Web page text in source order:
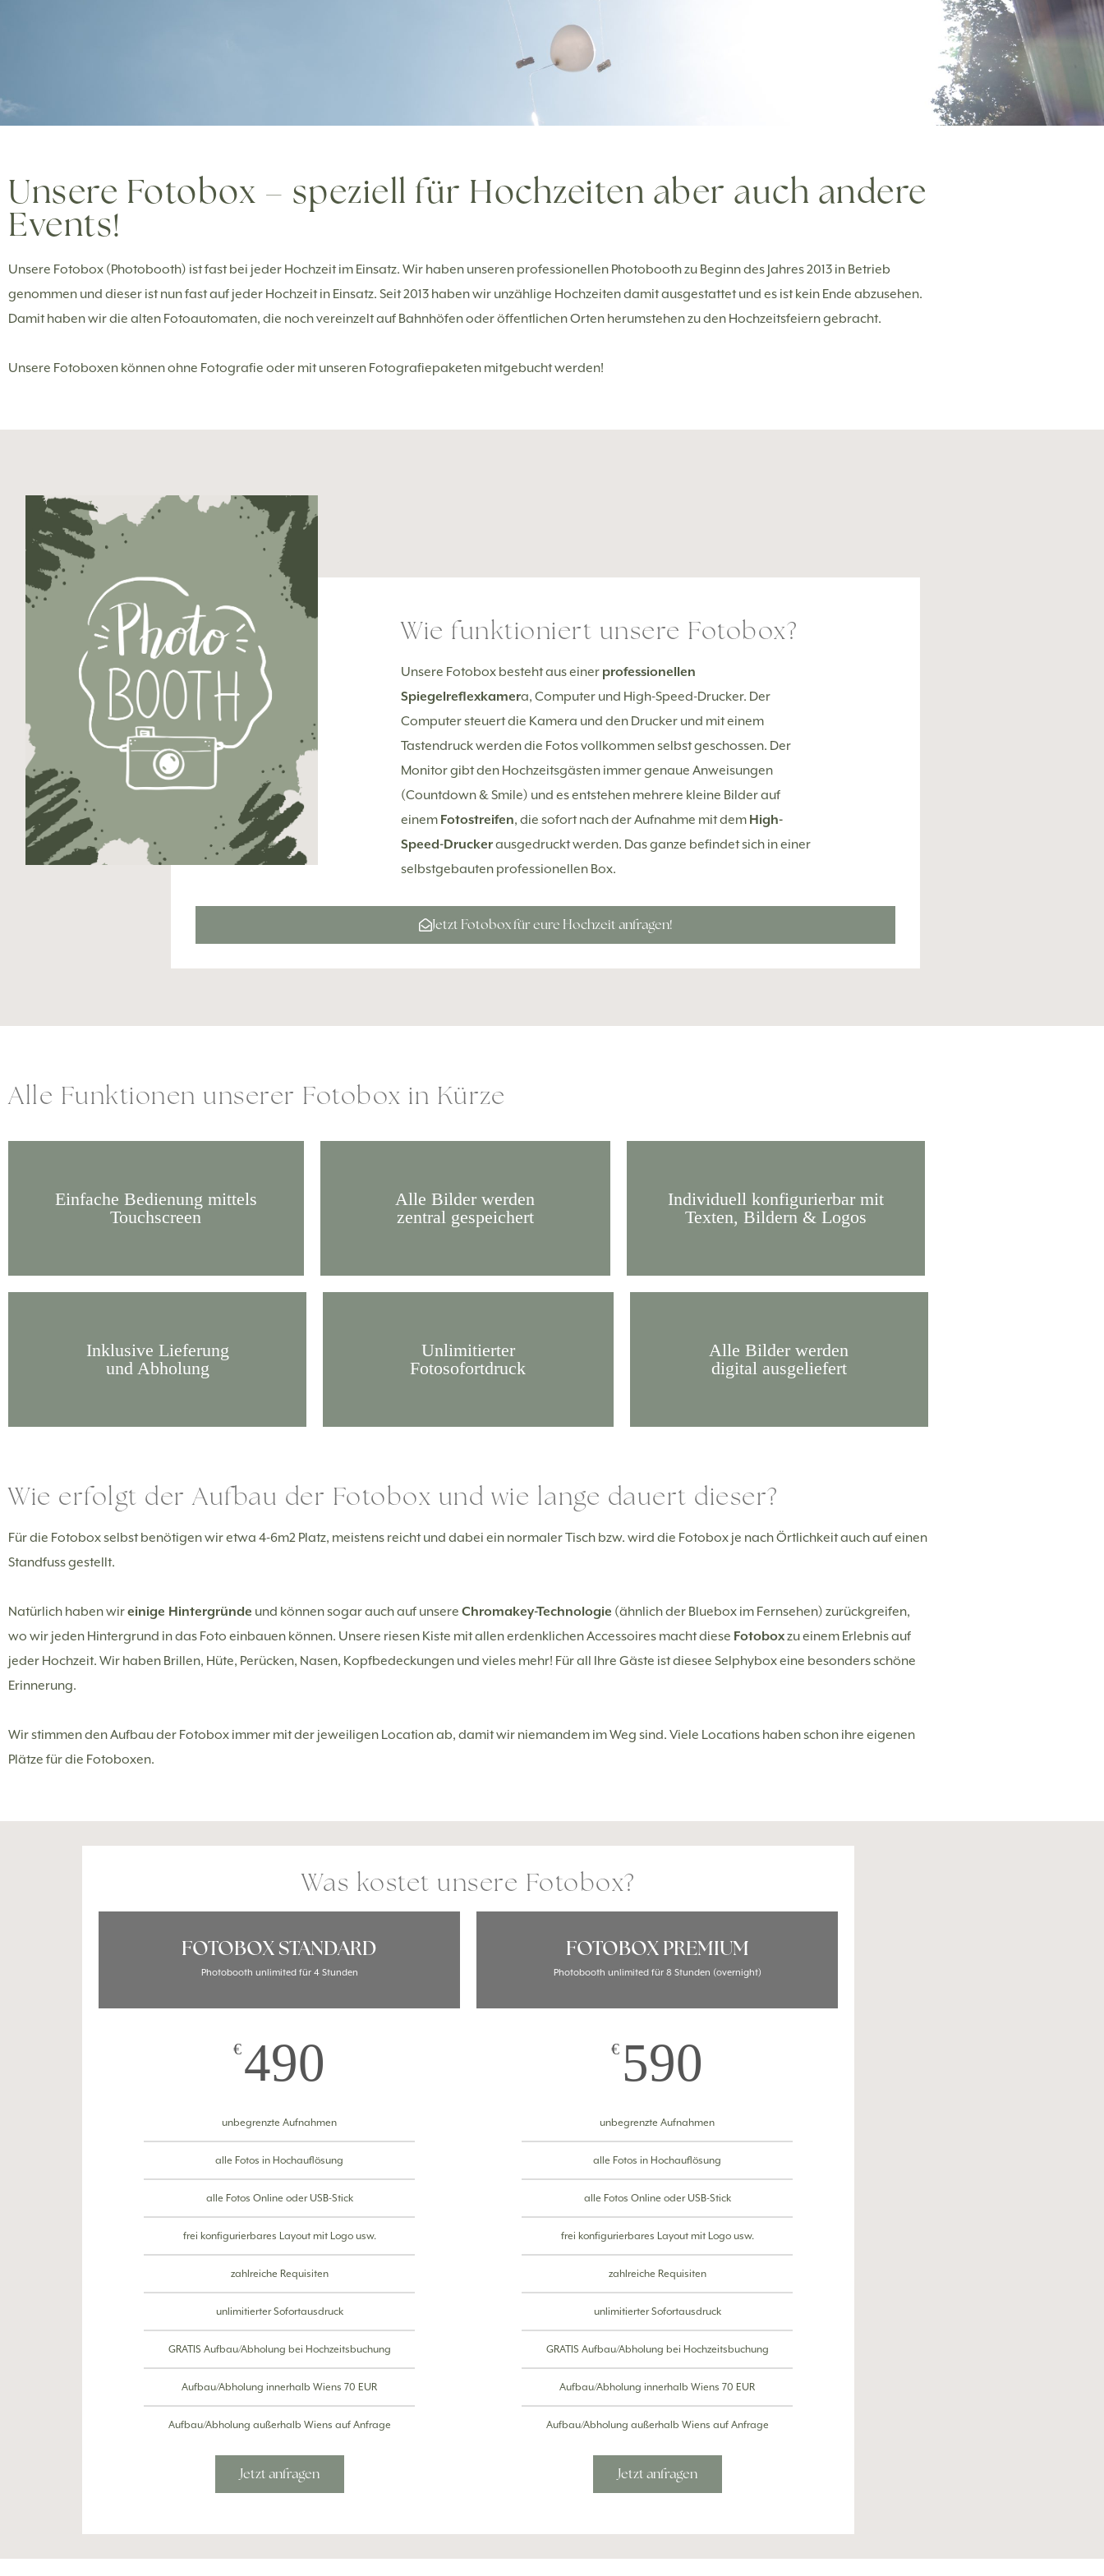
Unsere Fotobox – speziell für Hochzeiten aber auch andere
Events!
Unsere Fotobox (Photobooth) ist fast bei jeder Hochzeit im Einsatz. Wir haben unseren professionellen Photobooth zu Beginn des Jahres 2013 in Betrieb
genommen und dieser ist nun fast auf jeder Hochzeit in Einsatz. Seit 2013 haben wir unzählige Hochzeiten damit ausgestattet und es ist kein Ende abzusehen.
Damit haben wir die alten Fotoautomaten, die noch vereinzelt auf Bahnhöfen oder öffentlichen Orten herumstehen zu den Hochzeitsfeiern gebracht.
Unsere Fotoboxen können ohne Fotografie oder mit unseren Fotografiepaketen mitgebucht werden!
Wie funktioniert unsere Fotobox?
Unsere Fotobox besteht aus einer professionellen
Spiegelreflexkamera, Computer und High-Speed-Drucker. Der
Computer steuert die Kamera und den Drucker und mit einem
Tastendruck werden die Fotos vollkommen selbst geschossen. Der
Monitor gibt den Hochzeitsgästen immer genaue Anweisungen
(Countdown & Smile) und es entstehen mehrere kleine Bilder auf
einem Fotostreifen, die sofort nach der Aufnahme mit dem High-
Speed-Druckerausgedruckt werden. Das ganze befindet sich in einer
selbstgebauten professionellen Box.
Jetzt Fotobox für eure Hochzeit anfragen!
Alle Funktionen unserer Fotobox in Kürze
Einfache Bedienung mittels
Touchscreen
Alle Bilder werden
zentral gespeichert
Individuell konfigurierbar mit
Texten, Bildern & Logos
Inklusive Lieferung
und Abholung
Unlimitierter
Fotosofortdruck
Alle Bilder werden
digital ausgeliefert
Wie erfolgt der Aufbau der Fotobox und wie lange dauert dieser?
Für die Fotobox selbst benötigen wir etwa 4-6m2 Platz, meistens reicht und dabei ein normaler Tisch bzw. wird die Fotobox je nach Örtlichkeit auch auf einen
Standfuss gestellt.
Natürlich haben wireinige Hintergründe und können sogar auch auf unsere Chromakey-Technologie (ähnlich der Bluebox im Fernsehen) zurückgreifen,
wo wir jeden Hintergrund in das Foto einbauen können. Unsere riesen Kiste mit allen erdenklichen Accessoires macht diese Fotoboxzu einem Erlebnis auf
jeder Hochzeit. Wir haben Brillen, Hüte, Perücken, Nasen, Kopfbedeckungen und vieles mehr! Für all Ihre Gäste ist diesee Selphybox eine besonders schöne
Erinnerung.
Wir stimmen den Aufbau der Fotobox immer mit der jeweiligen Location ab, damit wir niemandem im Weg sind. Viele Locations haben schon ihre eigenen
Plätze für die Fotoboxen.
Was kostet unsere Fotobox?
FOTOBOX STANDARD
Photobooth unlimited für 4 Stunden
€490
unbegrenzte Aufnahmen
alle Fotos in Hochauflösung
alle Fotos Online oder USB-Stick
frei konfigurierbares Layout mit Logo usw.
zahlreiche Requisiten
unlimitierter Sofortausdruck
GRATIS Aufbau/Abholung bei Hochzeitsbuchung
Aufbau/Abholung innerhalb Wiens 70 EUR
Aufbau/Abholung außerhalb Wiens auf Anfrage
Jetzt anfragen
FOTOBOX PREMIUM
Photobooth unlimited für 8 Stunden (overnight)
€ 590
unbegrenzte Aufnahmen
alle Fotos in Hochauflösung
alle Fotos Online oder USB-Stick
frei konfigurierbares Layout mit Logo usw.
zahlreiche Requisiten
unlimitierter Sofortausdruck
GRATIS Aufbau/Abholung bei Hochzeitsbuchung
Aufbau/Abholung innerhalb Wiens 70 EUR
Aufbau/Abholung außerhalb Wiens auf Anfrage
Jetzt anfragen